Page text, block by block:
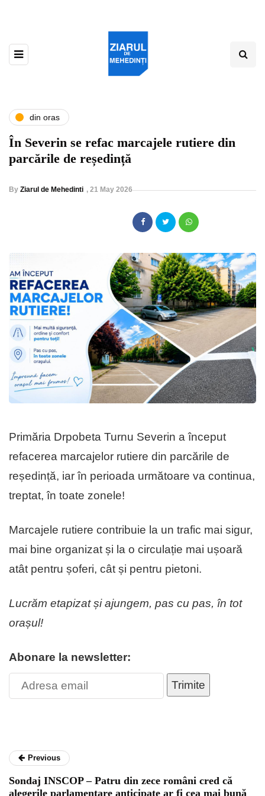
din oras
În Severin se refac marcajele rutiere din
parcările de reședință
By Ziarul de Mehedinti , 21 May 2026
Primăria Drpobeta Turnu Severin a început
refacerea marcajelor rutiere din parcările de
reședință, iar în perioada următoare va continua,
treptat, în toate zonele!
Marcajele rutiere contribuie la un trafic mai sigur,
mai bine organizat și la o circulație mai ușoară
atât pentru șoferi, cât și pentru pietoni.
Lucrăm etapizat și ajungem, pas cu pas, în tot
orașul!
Abonare la newsletter:
Trimite
Previous
Sondaj INSCOP – Patru din zece români cred că
alegerile parlamentare anticipate ar fi cea mai bună